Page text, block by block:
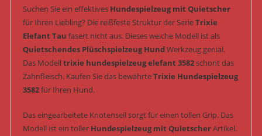
Suchen Sie ein effektives Hundespielzeug mit Quietscher
für Ihren Liebling? Die reißfeste Struktur der SerieTrixie
Elefant Tau fasert nicht aus. Dieses weiche Modell ist als
Quietschendes Plüschspielzeug HundWerkzeug genial.
Das Modelltrixie hundespielzeug elefant 3582schont das
Zahnfleisch. Kaufen Sie das bewährteTrixie Hundespielzeug
3582für Ihren Hund.
Das eingearbeitete Knotenseil sorgt für einen tollen Grip. Das
Modell ist ein toller Hundespielzeug mit QuietscherArtikel.